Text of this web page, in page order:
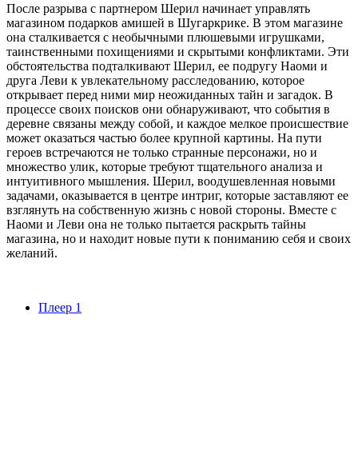
После разрыва с партнером Шерил начинает управлять
магазином подарков амишей в Шугаркрике. В этом магазине
она сталкивается с необычными плюшевыми игрушками,
таинственными похищениями и скрытыми конфликтами. Эти
обстоятельства подталкивают Шерил, ее подругу Наоми и
друга Леви к увлекательному расследованию, которое
открывает перед ними мир неожиданных тайн и загадок. В
процессе своих поисков они обнаруживают, что события в
деревне связаны между собой, и каждое мелкое происшествие
может оказаться частью более крупной картины. На пути
героев встречаются не только странные персонажи, но и
множество улик, которые требуют тщательного анализа и
интуитивного мышления. Шерил, воодушевленная новыми
задачами, оказывается в центре интриг, которые заставляют ее
взглянуть на собственную жизнь с новой стороны. Вместе с
Наоми и Леви она не только пытается раскрыть тайны
магазина, но и находит новые пути к пониманию себя и своих
желаний.
Плеер 1